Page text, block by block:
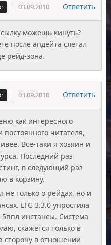
03.09.2010 Ответить
можешь кинуть?
после апдейта слетал
рейд-зона.
03.09.2010 Ответить
как интересного
постоянного читателя,
Все-таки я хозяин и
Последний раз
в следующий раз
в корзину.
не только о рейдах, но и
LFG 3.3.0 упростила
инстансы. Система
скажется только в
сторону в отношении